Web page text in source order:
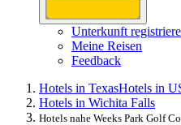
Unterkunft
Meine Reisen
Feedback
Hotels in TexasHotels in
Hotels in Wichita Falls
Hotels nahe Weeks Park Golf